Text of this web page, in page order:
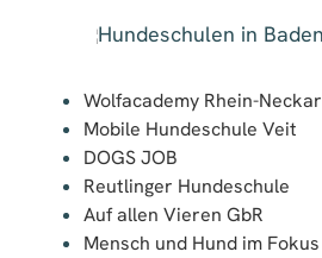
Wolfacademy Rhein-Neckar
Mobile Hundeschule Veit
DOGS JOB
Reutlinger Hundeschule
Auf allen Vieren GbR
Mensch und Hund im Fokus